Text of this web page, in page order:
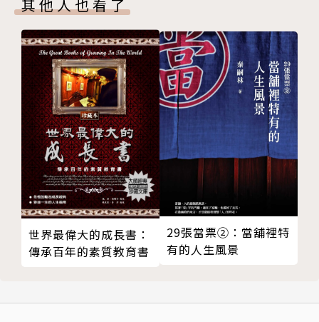
得是因為自己很好、很乖、很聽話，做了什麼令人滿意
的事情才得到這份恩惠的。
關於孩子的痛楚│父母也是人沒有錯，但孩子也是人，
孩子的心也是肉做的，也不是聖人或上帝聖母，可以接
受父母一切的錯待。說出被父母錯待的事情並不是想要
追究，只是想要理解自己的傷痕。
關於承認不被愛│如果我們一開始就實事求是，承認並
不是所有父母都愛孩子，也不是所有父母都有愛的能
力，那孩子在成長過程中，逐漸理解到父母給自己的不
是愛的時候，他也能夠在這個社會上，找到自己存在的
位置。
家庭裡有人不負責任，就有人過度負責
受傷的孩子總是想要相信「傷害也是一種愛」
即使不能相互理解，也知道對方和自己一樣寂寞
家人之間，只要想到彼此都會死，就會變得溫柔
後 記 我活出自己的方式，就是寫出自己的想法和心
情
版權頁
其他人也看了
世界最偉大的成長書：
傳承百年的素質教育書
29張當票②：當舖裡特
有的人生風景